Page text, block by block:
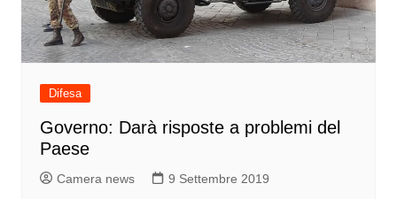
Difesa
Governo: Darà risposte a problemi del
Paese
Camera news 9 Settembre 2019